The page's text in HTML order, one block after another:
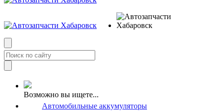
Возможно вы ищете...
Автомобильные аккумуляторы